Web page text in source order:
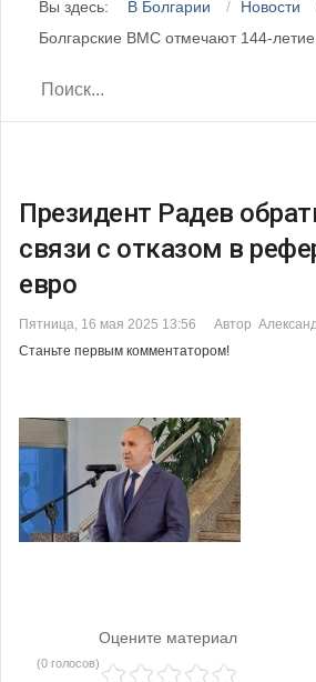
Вы здесь: В Болгарии
Новости
Болгарские ВМС отмечают 144-
Президент Радев
связи с отказом в
евро
Пятница, 16 мая 2025 13:56
Автор
Станьте первым комментатором!
Оцените материал
(0 голосов)